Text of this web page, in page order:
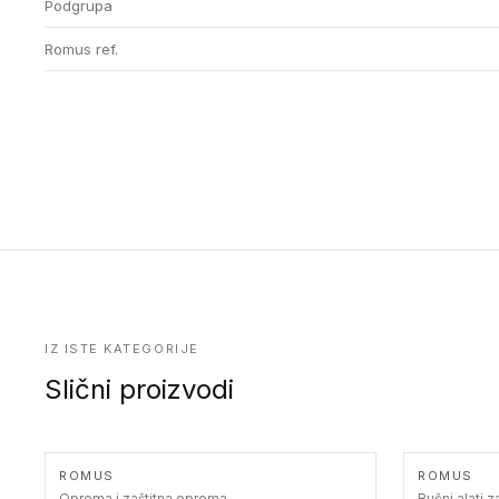
Podgrupa
Romus ref.
IZ ISTE KATEGORIJE
Slični proizvodi
ROMUS ROMUS